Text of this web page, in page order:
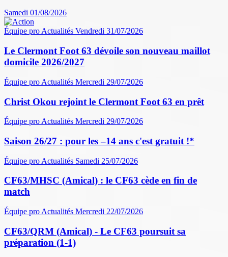
Samedi 01/08/2026
Équipe proActualités Vendredi 31/07/2026
Le Clermont Foot 63 dévoile son nouveau maillot
domicile 2026/2027
Équipe pro Actualités Mercredi 29/07/2026
Christ Okou rejoint le Clermont Foot 63 en prêt
Équipe pro Actualités Mercredi 29/07/2026
Saison 26/27 : pour les –14 ans c'est gratuit !*
Équipe pro Actualités Samedi 25/07/2026
CF63/MHSC (Amical) : le CF63 cède en fin de
match
Équipe pro Actualités Mercredi 22/07/2026
CF63/QRM (Amical) - Le CF63 poursuit sa
préparation (1-1)